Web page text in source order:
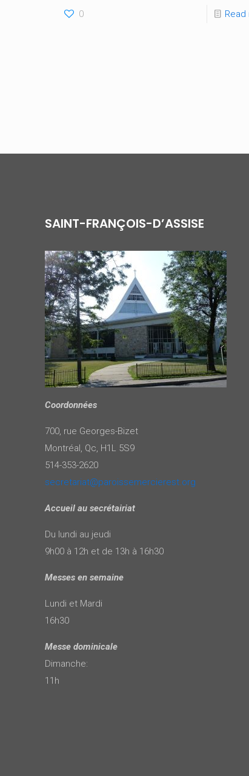
0 Read
SAINT-FRANÇOIS-D’ASSISE
Coordonnées
700, rue Georges-Bizet
Montréal, Qc, H1L 5S9
514-353-2620
secretariat@paroissemercierest.org
Accueil au secrétairiat
Du lundi au jeudi
9h00 à 12h et de 13h à 16h30
Messes en semaine
Lundi et Mardi
16h30
Messe dominicale
Dimanche:
11h